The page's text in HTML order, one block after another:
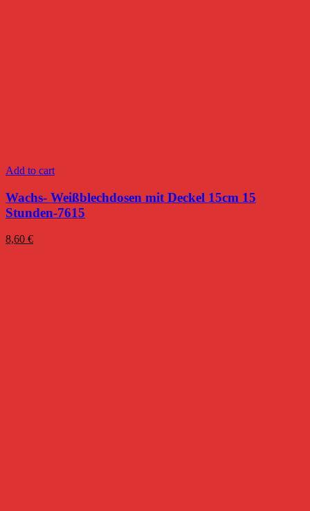
Add to cart
Wachs- Weißblechdosen mit Deckel 15cm 15
Stunden-7615
8,60 €